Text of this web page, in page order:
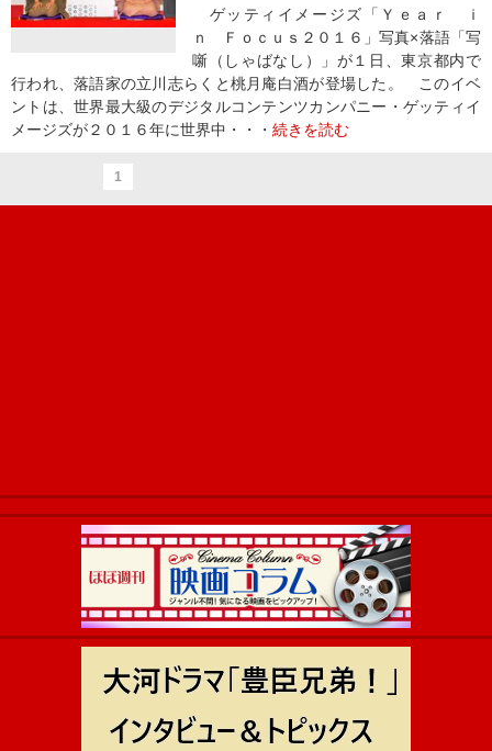
ゲッティイメージズ「Ｙｅａｒ ｉ
ｎ Ｆｏｃｕｓ２０１６」写真×落語「写
噺（しゃばなし）」が１日、東京都内で
行われ、落語家の立川志らくと桃月庵白酒が登場した。 このイベ
ントは、世界最大級のデジタルコンテンツカンパニー・ゲッティイ
メージズが２０１６年に世界中・・・ 続きを読む
1